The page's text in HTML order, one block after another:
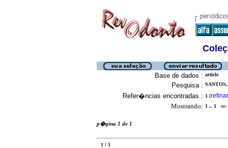
Base de dados : article
Pesquisa :
Refer�ncias encontradas : 1 [refinar
Mostrando: 1 .. 1 no
p�gina 1 de 1
1 / 1